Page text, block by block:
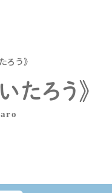
たろう》